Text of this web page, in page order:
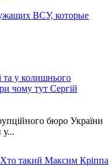
ВСУ, которые
у колишнього
чому тут Сергій
бюро України
Хто такий Максим Кріппа